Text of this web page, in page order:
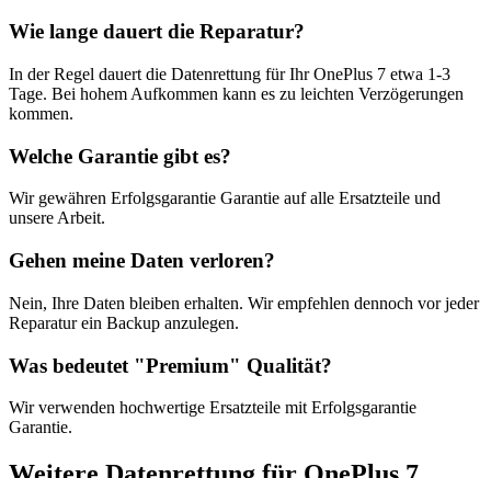
Wie lange dauert die Reparatur?
In der Regel dauert die Datenrettung für IhrOnePlus 7 etwa 1-3
Tage. Bei hohem Aufkommen kann es zu leichten Verzögerungen
kommen.
Welche Garantie gibt es?
Wir gewähren Erfolgsgarantie Garantie auf alle Ersatzteile und
unsere Arbeit.
Gehen meine Daten verloren?
Nein, Ihre Daten bleiben erhalten. Wir empfehlen dennoch vor jeder
Reparatur ein Backup anzulegen.
Was bedeutet "Premium" Qualität?
Wir verwenden hochwertige Ersatzteile mit Erfolgsgarantie
Garantie.